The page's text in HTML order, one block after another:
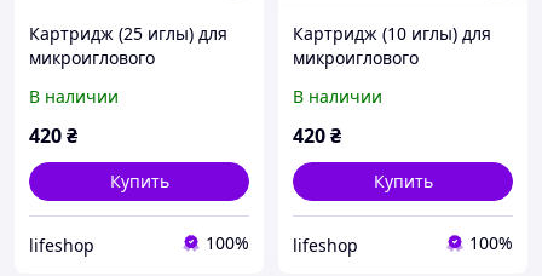
Картридж (25 иглы) для
микроиглового
лифтинга. (изолирование)
В наличии
420₴
Купить
lifeshop 100%
Картридж (10 иглы) для
микроиглового
лифтинга.(изолированые)
В наличии
420₴
Купить
lifeshop 100%